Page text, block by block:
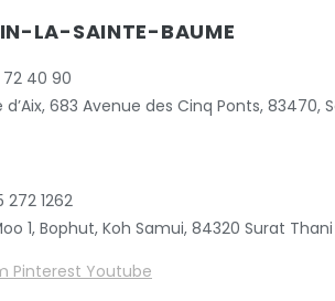
LA-SAINTE-BAUME
40 90
d’Aix, 683 Avenue des Cinq Ponts,
272 1262
1, Bophut, Koh Samui, 84320 Surat Thani
Pinterest Youtube